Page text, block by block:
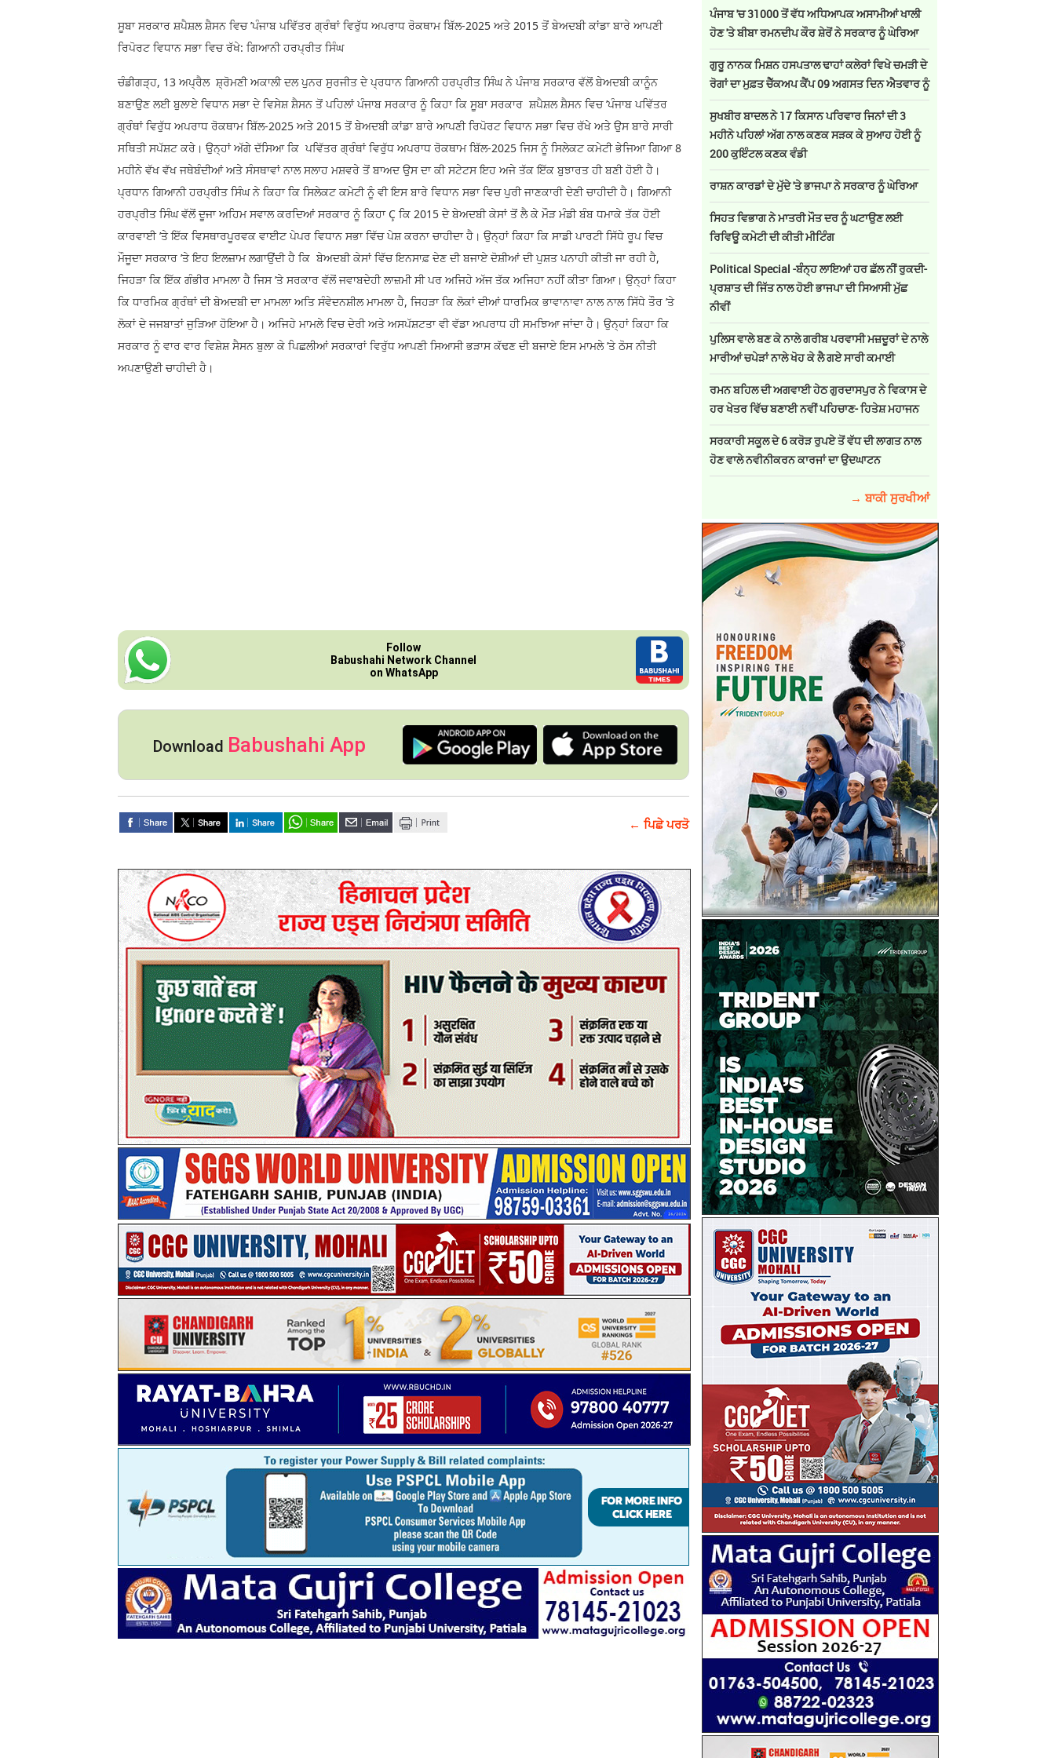
ਸੂਬਾ ਸਰਕਾਰ ਸ਼ਪੈਸ਼ਲ ਸ਼ੈਸਨ ਵਿਚ ’ਪੰਜਾਬ ਪਵਿੱਤਰ ਗ੍ਰੰਥਾਂ ਵਿਰੁੱਧ ਅਪਰਾਧ ਰੋਕਥਾਮ ਬਿੱਲ-2025 ਅਤੇ 2015 ਤੋਂ ਬੇਅਦਬੀ ਕਾਂਡਾ ਬਾਰੇ ਆਪਣੀ
ਰਿਪੋਰਟ ਵਿਧਾਨ ਸਭਾ ਵਿਚ ਰੱਖੇ: ਗਿਆਨੀ ਹਰਪ੍ਰੀਤ ਸਿੰਘ
ਚੰਡੀਗੜ੍ਹ, 13 ਅਪ੍ਰੈਲ ਸ਼੍ਰੋਮਣੀ ਅਕਾਲੀ ਦਲ ਪੁਨਰ ਸੁਰਜੀਤ ਦੇ ਪ੍ਰਧਾਨ ਗਿਆਨੀ ਹਰਪ੍ਰੀਤ ਸਿੰਘ ਨੇ ਪੰਜਾਬ ਸਰਕਾਰ ਵੱਲੋਂ ਬੇਅਦਬੀ ਕਾਨੂੰਨ
ਬਣਾਉਣ ਲਈ ਬੁਲਾਏ ਵਿਧਾਨ ਸਭਾ ਦੇ ਵਿਸੇਸ਼ ਸ਼ੈਸਨ ਤੋਂ ਪਹਿਲਾਂ ਪੰਜਾਬ ਸਰਕਾਰ ਨੂੰ ਕਿਹਾ ਕਿ ਸੂਬਾ ਸਰਕਾਰ ਸ਼ਪੈਸ਼ਲ ਸ਼ੈਸਨ ਵਿਚ ’ਪੰਜਾਬ ਪਵਿੱਤਰ
ਗ੍ਰੰਥਾਂ ਵਿਰੁੱਧ ਅਪਰਾਧ ਰੋਕਥਾਮ ਬਿੱਲ-2025 ਅਤੇ 2015 ਤੋਂ ਬੇਅਦਬੀ ਕਾਂਡਾ ਬਾਰੇ ਆਪਣੀ ਰਿਪੋਰਟ ਵਿਧਾਨ ਸਭਾ ਵਿਚ ਰੱਖੇ ਅਤੇ ਉਸ ਬਾਰੇ ਸਾਰੀ
ਸਥਿਤੀ ਸਪੱਸ਼ਟ ਕਰੇ। ਉਨ੍ਹਾਂ ਅੱਗੇ ਦੱਸਿਆ ਕਿ ਪਵਿੱਤਰ ਗ੍ਰੰਥਾਂ ਵਿਰੁੱਧ ਅਪਰਾਧ ਰੋਕਥਾਮ ਬਿੱਲ-2025 ਜਿਸ ਨੂੰ ਸਿਲੇਕਟ ਕਮੇਟੀ ਭੇਜਿਆ ਗਿਆ 8
ਮਹੀਨੇ ਵੱਖ ਵੱਖ ਜਥੇਬੰਦੀਆਂ ਅਤੇ ਸੰਸਥਾਵਾਂ ਨਾਲ ਸਲਾਹ ਮਸ਼ਵਰੇ ਤੋਂ ਬਾਅਦ ਉਸ ਦਾ ਕੀ ਸਟੇਟਸ ਇਹ ਅਜੇ ਤੱਕ ਇੱਕ ਬੁਝਾਰਤ ਹੀ ਬਣੀ ਹੋਈ ਹੈ।
ਪ੍ਰਧਾਨ ਗਿਆਨੀ ਹਰਪ੍ਰੀਤ ਸਿੰਘ ਨੇ ਕਿਹਾ ਕਿ ਸਿਲੇਕਟ ਕਮੇਟੀ ਨੂੰ ਵੀ ਇਸ ਬਾਰੇ ਵਿਧਾਨ ਸਭਾ ਵਿਚ ਪੁਰੀ ਜਾਣਕਾਰੀ ਦੇਣੀ ਚਾਹੀਦੀ ਹੈ। ਗਿਆਨੀ
ਹਰਪ੍ਰੀਤ ਸਿੰਘ ਵੱਲੋਂ ਦੂਜਾ ਅਹਿਮ ਸਵਾਲ ਕਰਦਿਆਂ ਸਰਕਾਰ ਨੂੰ ਕਿਹਾ Ç ਕਿ 2015 ਦੇ ਬੇਅਦਬੀ ਕੇਸਾਂ ਤੋਂ ਲੈ ਕੇ ਮੌੜ ਮੰਡੀ ਬੰਬ ਧਮਾਕੇ ਤੱਕ ਹੋਈ
ਕਾਰਵਾਈ ’ਤੇ ਇੱਕ ਵਿਸਥਾਰਪੂਰਵਕ ਵਾਈਟ ਪੇਪਰ ਵਿਧਾਨ ਸਭਾ ਵਿੱਚ ਪੇਸ਼ ਕਰਨਾ ਚਾਹੀਦਾ ਹੈ। ਉਨ੍ਹਾਂ ਕਿਹਾ ਕਿ ਸਾਡੀ ਪਾਰਟੀ ਸਿੱਧੇ ਰੂਪ ਵਿਚ
ਮੌਜੂਦਾ ਸਰਕਾਰ ’ਤੇ ਇਹ ਇਲਜ਼ਾਮ ਲਗਾਉਂਦੀ ਹੈ ਕਿ ਬੇਅਦਬੀ ਕੇਸਾਂ ਵਿੱਚ ਇਨਸਾਫ਼ ਦੇਣ ਦੀ ਬਜਾਏ ਦੋਸ਼ੀਆਂ ਦੀ ਪੁਸ਼ਤ ਪਨਾਹੀ ਕੀਤੀ ਜਾ ਰਹੀ ਹੈ,
ਜਿਹੜਾ ਕਿ ਇੱਕ ਗੰਭੀਰ ਮਾਮਲਾ ਹੈ ਜਿਸ ’ਤੇ ਸਰਕਾਰ ਵੱਲੋਂ ਜਵਾਬਦੇਹੀ ਲਾਜ਼ਮੀ ਸੀ ਪਰ ਅਜਿਹੇ ਅੱਜ ਤੱਕ ਅਜਿਹਾ ਨਹੀਂ ਕੀਤਾ ਗਿਆ। ਉਨ੍ਹਾਂ ਕਿਹਾ
ਕਿ ਧਾਰਮਿਕ ਗ੍ਰੰਥਾਂ ਦੀ ਬੇਅਦਬੀ ਦਾ ਮਾਮਲਾ ਅਤਿ ਸੰਵੇਦਨਸ਼ੀਲ ਮਾਮਲਾ ਹੈ, ਜਿਹੜਾ ਕਿ ਲੋਕਾਂ ਦੀਆਂ ਧਾਰਮਿਕ ਭਾਵਾਨਾਵਾ ਨਾਲ ਨਾਲ ਸਿੱਧੇ ਤੌਰ ’ਤੇ
ਲੋਕਾਂ ਦੇ ਜਜਬਾਤਾਂ ਜੁੜਿਆ ਹੋਇਆ ਹੈ। ਅਜਿਹੇ ਮਾਮਲੇ ਵਿਚ ਦੇਰੀ ਅਤੇ ਅਸਪੱਸ਼ਟਤਾ ਵੀ ਵੱਡਾ ਅਪਰਾਧ ਹੀ ਸਮਝਿਆ ਜਾਂਦਾ ਹੈ। ਉਨ੍ਹਾਂ ਕਿਹਾ ਕਿ
ਸਰਕਾਰ ਨੂੰ ਵਾਰ ਵਾਰ ਵਿਸ਼ੇਸ਼ ਸੈਸਨ ਬੁਲਾ ਕੇ ਪਿਛਲੀਆਂ ਸਰਕਾਰਾਂ ਵਿਰੁੱਧ ਆਪਣੀ ਸਿਆਸੀ ਭੜਾਸ ਕੱਢਣ ਦੀ ਬਜਾਏ ਇਸ ਮਾਮਲੇ ’ਤੇ ਠੋਸ ਨੀਤੀ
ਅਪਣਾਉਣੀ ਚਾਹੀਦੀ ਹੈ।
Follow
Babushahi Network Channel
on WhatsApp
Download Babushahi App
← ਪਿਛੇ ਪਰਤੋ
ਪੰਜਾਬ 'ਚ 31000 ਤੋਂ ਵੱਧ ਅਧਿਆਪਕ ਅਸਾਮੀਆਂ ਖਾਲੀ
ਹੋਣ 'ਤੇ ਬੀਬਾ ਰਮਨਦੀਪ ਕੌਰ ਸ਼ੇਰੋਂ ਨੇ ਸਰਕਾਰ ਨੂੰ ਘੇਰਿਆ
ਗੁਰੂ ਨਾਨਕ ਮਿਸ਼ਨ ਹਸਪਤਾਲ ਢਾਹਾਂ ਕਲੇਰਾਂ ਵਿਖੇ ਚਮੜੀ ਦੇ
ਰੋਗਾਂ ਦਾ ਮੁਫ਼ਤ ਚੈੱਕਅਪ ਕੈਂਪ 09 ਅਗਸਤ ਦਿਨ ਐਤਵਾਰ ਨੂੰ
ਸੁਖਬੀਰ ਬਾਦਲ ਨੇ 17 ਕਿਸਾਨ ਪਰਿਵਾਰ ਜਿਨਾਂ ਦੀ 3
ਮਹੀਨੇ ਪਹਿਲਾਂ ਅੱਗ ਨਾਲ ਕਣਕ ਸੜਕ ਕੇ ਸੁਆਹ ਹੋਈ ਨੂੰ
200 ਕੁਇੰਟਲ ਕਣਕ ਵੰਡੀ
ਰਾਸ਼ਨ ਕਾਰਡਾਂ ਦੇ ਮੁੱਦੇ 'ਤੇ ਭਾਜਪਾ ਨੇ ਸਰਕਾਰ ਨੂੰ ਘੇਰਿਆ
ਸਿਹਤ ਵਿਭਾਗ ਨੇ ਮਾਤਰੀ ਮੌਤ ਦਰ ਨੂੰ ਘਟਾਉਣ ਲਈ
ਰਿਵਿਊ ਕਮੇਟੀ ਦੀ ਕੀਤੀ ਮੀਟਿੰਗ
Political Special -ਬੰਨ੍ਹ ਲਾਇਆਂ ਹਰ ਛੱਲ ਨੀਂ ਰੁਕਦੀ-
ਪ੍ਰਸ਼ਾਤ ਦੀ ਜਿੱਤ ਨਾਲ ਹੋਈ ਭਾਜਪਾ ਦੀ ਸਿਆਸੀ ਮੁੱਛ
ਨੀਵੀਂ
ਪੁਲਿਸ ਵਾਲੇ ਬਣ ਕੇ ਨਾਲੇ ਗਰੀਬ ਪਰਵਾਸੀ ਮਜ਼ਦੂਰਾਂ ਦੇ ਨਾਲੇ
ਮਾਰੀਆਂ ਚਪੇੜਾਂ ਨਾਲੇ ਖੋਹ ਕੇ ਲੈ ਗਏ ਸਾਰੀ ਕਮਾਈ
ਰਮਨ ਬਹਿਲ ਦੀ ਅਗਵਾਈ ਹੇਠ ਗੁਰਦਾਸਪੁਰ ਨੇ ਵਿਕਾਸ ਦੇ
ਹਰ ਖੇਤਰ ਵਿੱਚ ਬਣਾਈ ਨਵੀਂ ਪਹਿਚਾਣ- ਹਿਤੇਸ਼ ਮਹਾਜਨ
ਸਰਕਾਰੀ ਸਕੂਲ ਦੇ 6 ਕਰੋੜ ਰੁਪਏ ਤੋਂ ਵੱਧ ਦੀ ਲਾਗਤ ਨਾਲ
ਹੋਣ ਵਾਲੇ ਨਵੀਨੀਕਰਨ ਕਾਰਜਾਂ ਦਾ ਉਦਘਾਟਨ
→ ਬਾਕੀ ਸੁਰਖੀਆਂ